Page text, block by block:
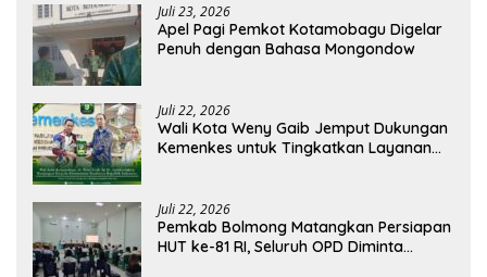
Juli 23, 2026
Apel Pagi Pemkot Kotamobagu Digelar
Penuh dengan Bahasa Mongondow
Juli 22, 2026
Wali Kota Weny Gaib Jemput Dukungan
Kemenkes untuk Tingkatkan Layanan
Juli 22, 2026
Pemkab Bolmong Matangkan Persiapan
HUT ke-81 RI, Seluruh OPD Diminta